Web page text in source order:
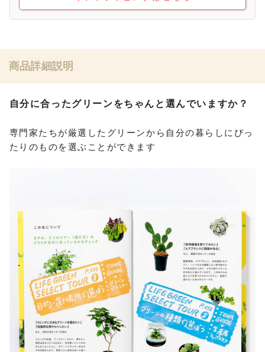
商品詳細説明
自分に合ったグリーンをちゃんと選んでいますか？
専門家たちが厳選したグリーンから自分の暮らしにぴっ
たりのものを選ぶことができます